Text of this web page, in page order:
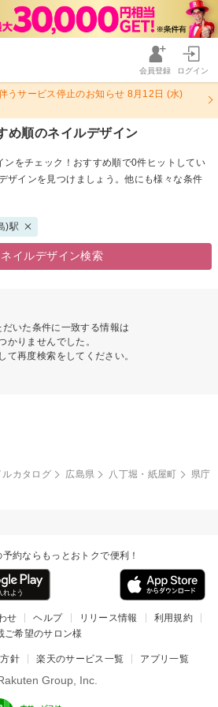
会員登録 ログイン
うサービス停止のお知らせ 8月12日 (水)
め順のネイルデザイン
ンをチェック！おすすめ順で0件ヒットしてい
ザインを見つけましょう。他にも様々な条件
)駅
ネイルデザイン検索
だいた条件に一致する情報は
かりませんでした。
て再度検索をしてください。
ルカタログ 広島県 八丁堀・紙屋町
県庁
約ならもっとおトクで便利！
せ ヘルプ リリース情報
利用規約
ご希望のサロン様
針 楽天のサービス一覧 アプリ一覧
Group, Inc.